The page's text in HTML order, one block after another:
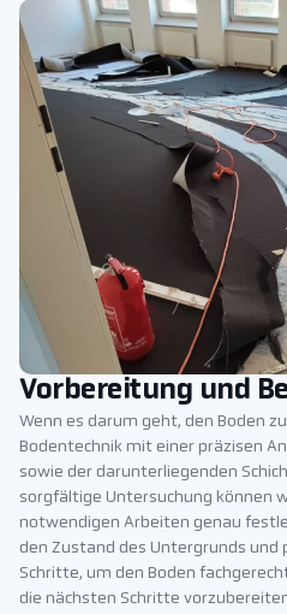
Vorbereitung und
Wenn es darum geht, den Boden
Bodentechnik mit einer präzisen
sowie der darunterliegenden
sorgfältige Untersuchung können
notwendigen Arbeiten genau
den Zustand des Untergrunds und
Schritte, um den Boden
die nächsten Schritte